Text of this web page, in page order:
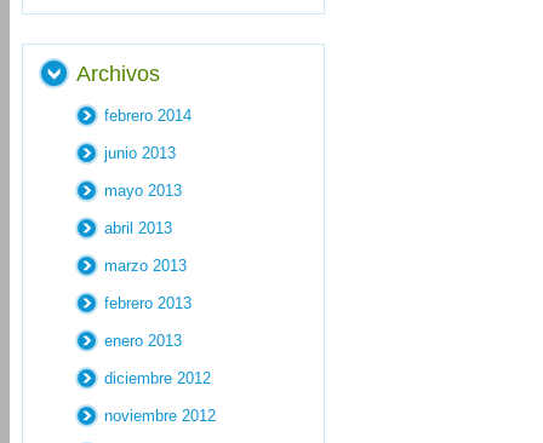
Archivos
febrero 2014
junio 2013
mayo 2013
abril 2013
marzo 2013
febrero 2013
enero 2013
diciembre 2012
noviembre 2012